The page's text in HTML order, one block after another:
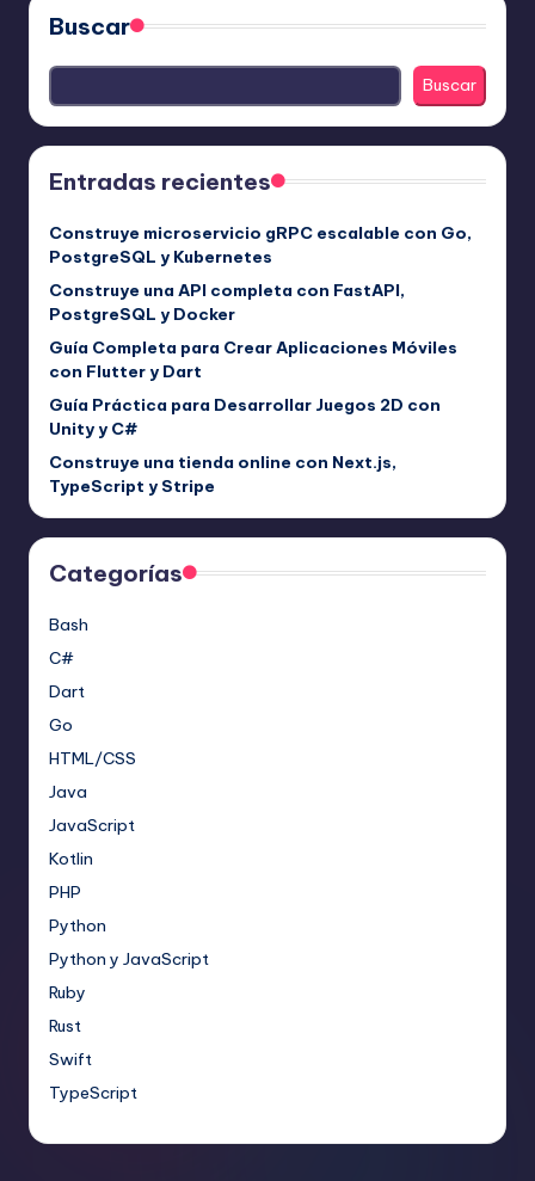
Buscar
Buscar
Entradas recientes
Construye microservicio gRPC escalable con Go,
PostgreSQL y Kubernetes
Construye una API completa con FastAPI,
PostgreSQL y Docker
Guía Completa para Crear Aplicaciones Móviles
con Flutter y Dart
Guía Práctica para Desarrollar Juegos 2D con
Unity y C#
Construye una tienda online con Next.js,
TypeScript y Stripe
Categorías
Bash
C#
Dart
Go
HTML/CSS
Java
JavaScript
Kotlin
PHP
Python
Python y JavaScript
Ruby
Rust
Swift
TypeScript